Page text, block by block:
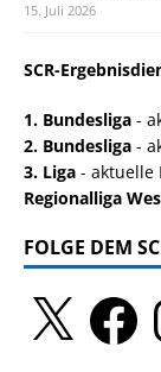
15. Juli 2026
SCR-
1. Bundesliga -
2. Bundesliga -
3. Liga - aktuelle
Regionalliga
FOLGE DEM